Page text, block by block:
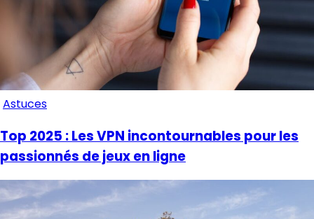
Astuces
Top 2025 : Les VPN incontournables pour les
passionnés de jeux en ligne